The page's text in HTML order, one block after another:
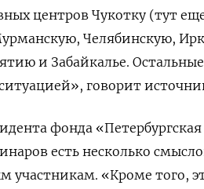
центров Чукотку (тут
Челябинскую,
и Забайкалье.
говорит
фонда
есть несколько
«Кроме того,